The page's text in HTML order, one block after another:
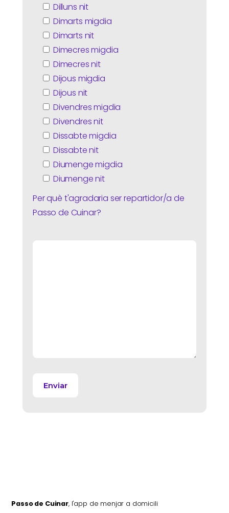
Dilluns nit
Dimarts migdia
Dimarts nit
Dimecres migdia
Dimecres nit
Dijous migdia
Dijous nit
Divendres migdia
Divendres nit
Dissabte migdia
Dissabte nit
Diumenge migdia
Diumenge nit
Per què t'agradaria ser repartidor/a de
Passo de Cuinar?
Passo de Cuinar, l'app de menjar a domicili